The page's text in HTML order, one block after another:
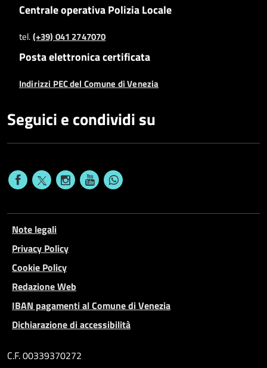
Centrale operativa Polizia Locale
tel.(+39) 041 2747070
Posta elettronica certificata
Indirizzi PEC del Comune di Venezia
Seguici e condividi su
Note legali
Privacy Policy
Cookie Policy
Redazione Web
IBAN pagamenti al Comune di Venezia
Dichiarazione di accessibilità
C.F. 00339370272